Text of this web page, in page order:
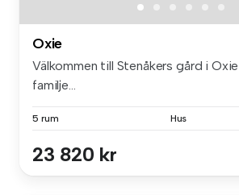
Oxie
Välkommen till Stenåkers gård i
familje...
5 rum Hus
23 820 kr